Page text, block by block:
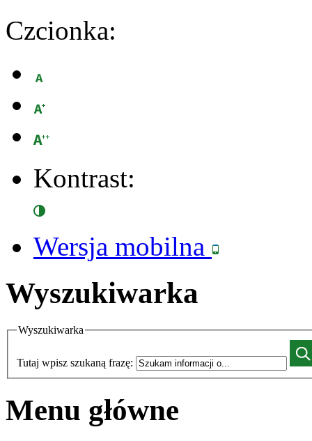
Czcionka:
Kontrast:
Wersja mobilna
Wyszukiwarka
Wyszukiwarka
Tutaj wpisz szukaną frazę:
Menu główne